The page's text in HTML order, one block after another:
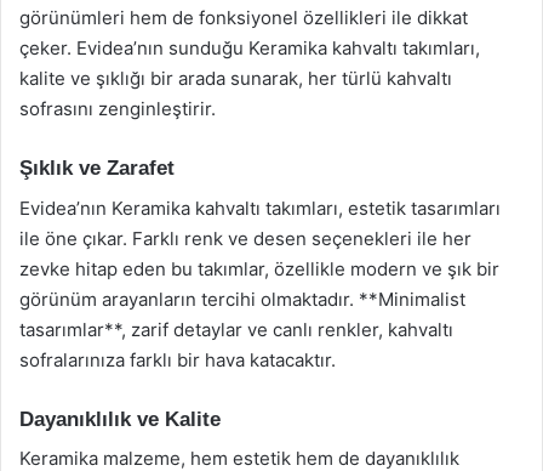
görünümleri hem de fonksiyonel özellikleri ile dikkat
çeker. Evidea’nın sunduğu Keramika kahvaltı takımları,
kalite ve şıklığı bir arada sunarak, her türlü kahvaltı
sofrasını zenginleştirir.
Şıklık ve Zarafet
Evidea’nın Keramika kahvaltı takımları, estetik tasarımları
ile öne çıkar. Farklı renk ve desen seçenekleri ile her
zevke hitap eden bu takımlar, özellikle modern ve şık bir
görünüm arayanların tercihi olmaktadır. **Minimalist
tasarımlar**, zarif detaylar ve canlı renkler, kahvaltı
sofralarınıza farklı bir hava katacaktır.
Dayanıklılık ve Kalite
Keramika malzeme, hem estetik hem de dayanıklılık